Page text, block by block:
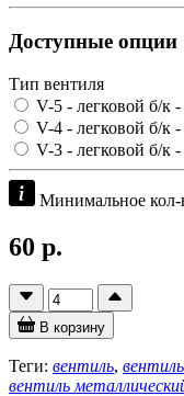
Доступные опции
Тип вентиля
V-5 - легковой б/к -
V-4 - легковой б/к -
V-3 - легковой б/к -
Минимальное кол-
60 р.
В корзину
Теги: вентиль,
вентиль